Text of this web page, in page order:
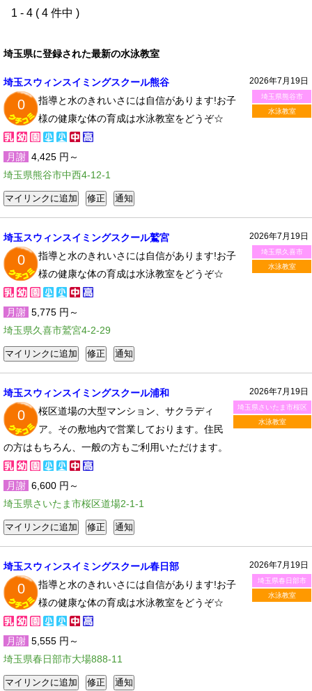
1 - 4 ( 4 件中 )
埼玉県に登録された最新の水泳教室
2026年7月19日
埼玉県熊谷市
水泳教室
埼玉スウィンスイミングスクール熊谷
0
指導と水のきれいさには自信があります!お子
様の健康な体の育成は水泳教室をどうぞ☆
月謝 4,425 円～
埼玉県熊谷市中西4-12-1
2026年7月19日
埼玉県久喜市
水泳教室
埼玉スウィンスイミングスクール鷲宮
0
指導と水のきれいさには自信があります!お子
様の健康な体の育成は水泳教室をどうぞ☆
月謝 5,775 円～
埼玉県久喜市鷲宮4-2-29
2026年7月19日
埼玉県さいたま市桜区
水泳教室
埼玉スウィンスイミングスクール浦和
0
桜区道場の大型マンション、サクラディ
ア。その敷地内で営業しております。住民
の方はもちろん、一般の方もご利用いただけます。
月謝 6,600 円～
埼玉県さいたま市桜区道場2-1-1
2026年7月19日
埼玉県春日部市
水泳教室
埼玉スウィンスイミングスクール春日部
0
指導と水のきれいさには自信があります!お子
様の健康な体の育成は水泳教室をどうぞ☆
月謝 5,555 円～
埼玉県春日部市大場888-11